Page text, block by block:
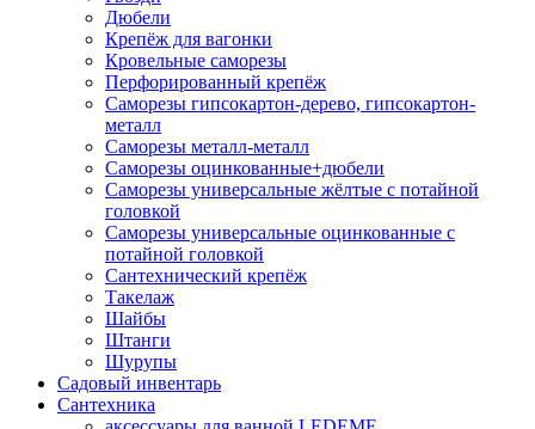
Дюбели
Крепёж для вагонки
Кровельные саморезы
Перфорированный крепёж
Саморезы гипсокартон-дерево, гипсокартон-
металл
Саморезы металл-металл
Саморезы оцинкованные+дюбели
Саморезы универсальные жёлтые с потайной
головкой
Саморезы универсальные оцинкованные с
потайной головкой
Сантехнический крепёж
Такелаж
Шайбы
Штанги
Шурупы
Садовый инвентарь
Сантехника